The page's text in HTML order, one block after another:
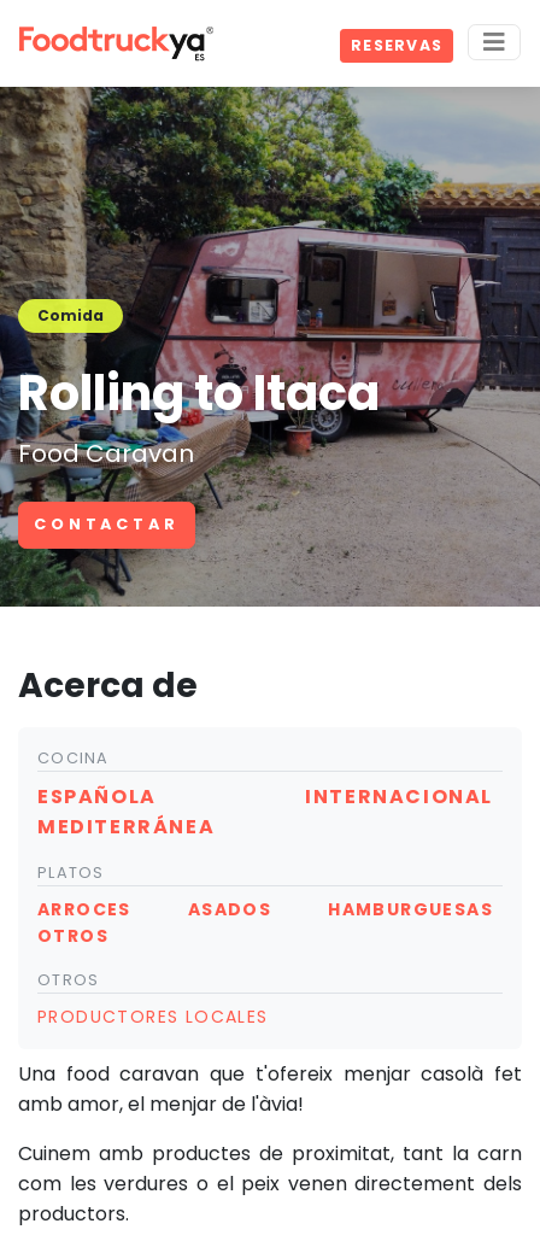
RESERVAS
Comida
Rolling to Itaca
Food Caravan
CONTACTAR
Acerca de
COCINA
ESPAÑOLA
INTERNACIONAL
MEDITERRÁNEA
PLATOS
ARROCES ASADOS
HAMBURGUESAS
OTROS
OTROS
PRODUCTORES LOCALES
Una food caravan que t'ofereix menjar casolà fet
amb amor, el menjar de l'àvia!
Cuinem amb productes de proximitat, tant la carn
com les verdures o el peix venen directement dels
productors.